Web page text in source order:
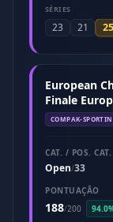
SÉRIES
23 21 25
European
Finale
Hungary
COMPAK-
CAT. / POS. CAT.
Open/33
PONTUAÇÃO
188/200